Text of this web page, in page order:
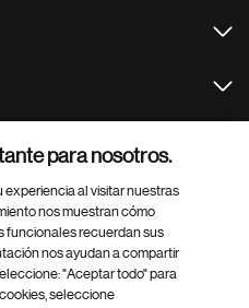
para nosotros.
experiencia al visitar nuestras
nos muestran cómo
funcionales recuerdan sus
nos ayudan a compartir
"Aceptar todo" para
seleccione